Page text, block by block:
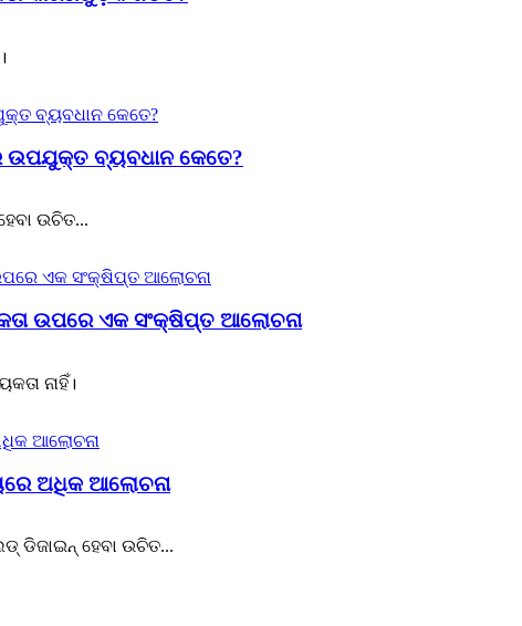
ଉପଯୁକ୍ତ ବ୍ୟବଧାନ କେତେ?
ଉଚିତ...
ଉପରେ ଏକ ସଂକ୍ଷିପ୍ତ ଆଲୋଚନା
ନାହିଁ।
ଅଧିକ ଆଲୋଚନା
ଡିଜାଇନ୍ ହେବା ଉଚିତ...